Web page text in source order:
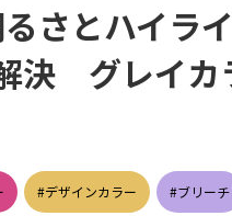
さとハイラ
決 グレイカ
#デザインカラー #ブリーチ